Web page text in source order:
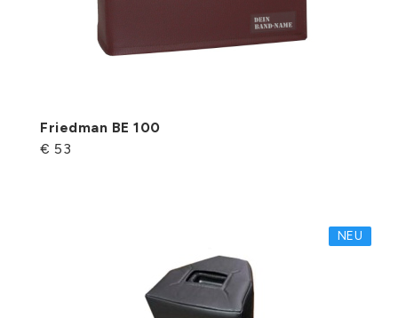
Friedman BE 100
€ 53
NEU